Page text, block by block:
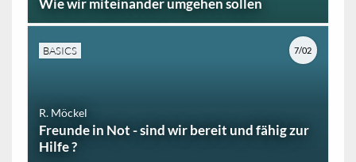
Wie wir miteinander umgehen sollen
BASICS
R. Möckel
Freunde in Not - sind wir bereit und fähig zur
Hilfe ?
7/02